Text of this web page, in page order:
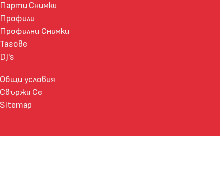
Парти Снимки
Профили
Профилни Снимки
Тагове
DJ's
Общи условия
Свържи Се
Sitemap